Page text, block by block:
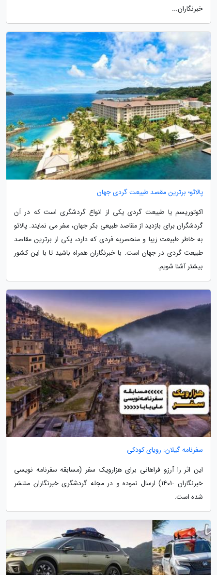
خبرنگاران...
پالائو؛ برترین مقصد طبیعت گردی جهان
اکوتوریسم یا طبیعت گردی یکی از انواع گردشگری است که در آن
گردشگران برای بازدید از مقاصد طبیعی بکر جهان، سفر می نمایند. پالائو
به خاطر طبیعت زیبا و منحصربه فردی که دارد، یکی از برترین مقاصد
طبیعت گردی در جهان است. با خبرنگاران همراه باشید تا با این کشور
بیشتر آشنا شویم.
سفرنامه گیلان: رویای کودکی
این اثر را آرزو فراهانی برای هزارویک سفر (مسابقه سفرنامه نویسی
خبرنگاران -1401) ارسال نموده و در مجله گردشگری خبرنگاران منتشر
شده است.